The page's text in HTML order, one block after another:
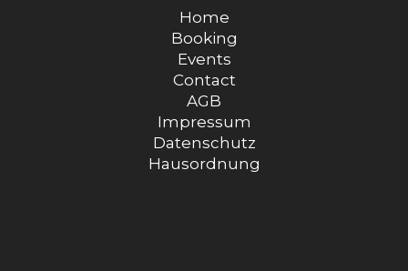
Home
Booking
Events
Contact
AGB
Impressum
Datenschutz
Hausordnung